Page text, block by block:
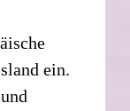
ein.